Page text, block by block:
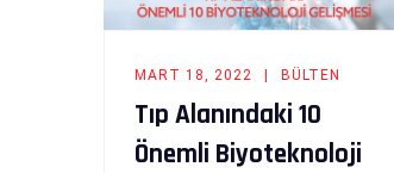
MART 18, 2022 BÜLTEN
Tıp Alanındaki 10
Önemli Biyoteknoloji